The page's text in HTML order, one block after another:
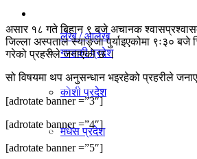
गण्डकी प्रदेश
काेशी प्रदेश
मधेस प्रदेश
लेख / आलेख
खेलकुद समाचार
विविध
असार १८ गते बिहान ९ बजे अचानक
जिल्ला अस्पताल स्याङ्जा पुर्याइएकोमा ९ः३०
गरेको प्रहरीले जनाएको छ ।
सो विषयमा थप अनुसन्धान भइरहेको प्रहरीले
[adrotate banner =”3″]
[adrotate banner =”4″]
[adrotate banner =”5″]